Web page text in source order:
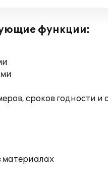
функции:
сроков годности и
материалах